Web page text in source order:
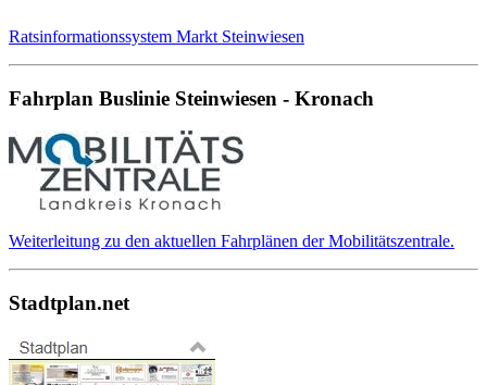
Ratsinformationssystem Markt Steinwiesen
Fahrplan Buslinie Steinwiesen - Kronach
Weiterleitung zu den aktuellen Fahrplänen der Mobilitätszentrale.
Stadtplan.net